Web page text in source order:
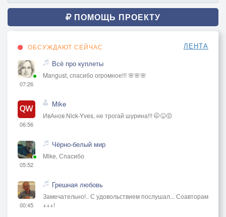
ПОМОЩЬ ПРОЕКТУ
ОБСУЖДАЮТ СЕЙЧАС ЛЕНТА
07:26
Всё про куплеты
Mangust, спасибо огромное!!! 🌸🌸🌸
06:56
Mike
ИвАнов Nick-Yves, не трогай шурина!!! 🤭😜😡
05:52
Чёрно-белый мир
Mike, Спасибо
00:45
Грешная любовь
Замечательно!.. С удовольствием послушал... Соавторам
+++!